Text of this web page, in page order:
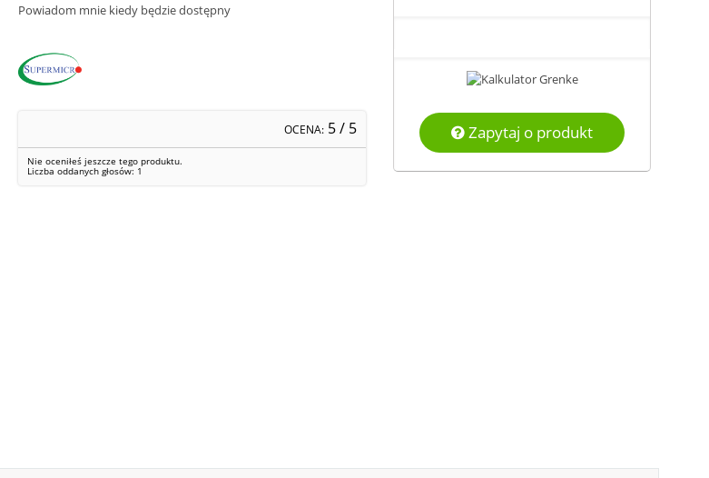
Powiadom mnie kiedy będzie dostępny
OCENA: 5/ 5
Nie oceniłeś jeszcze tego produktu.
Liczba oddanych głosów: 1
Zapytaj o produkt